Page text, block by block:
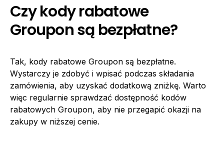
Czy kody rabatowe
Groupon są bezpłatne?
Tak, kody rabatowe Groupon są bezpłatne.
Wystarczy je zdobyć i wpisać podczas składania
zamówienia, aby uzyskać dodatkową zniżkę. Warto
więc regularnie sprawdzać dostępność kodów
rabatowych Groupon, aby nie przegapić okazji na
zakupy w niższej cenie.